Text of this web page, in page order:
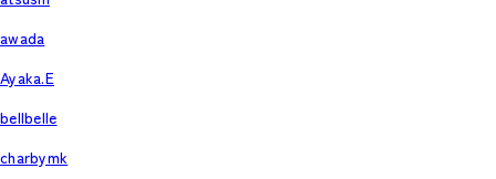
awada
Ayaka.E
bellbelle
charbymk